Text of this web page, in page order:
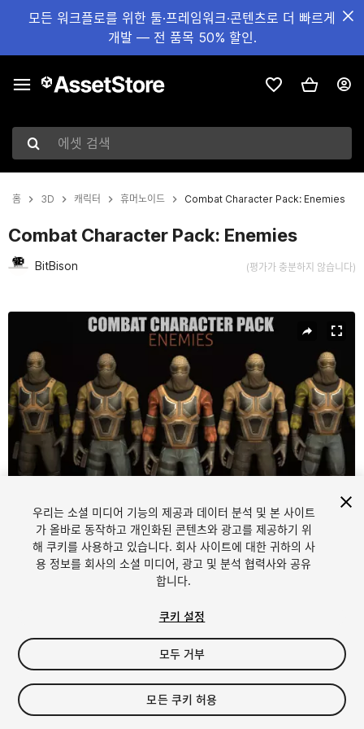
모든 워크플로를 위한 툴·프레임워크·콘텐츠로 더 빠르게
개발 — 전 품목 50% 할인.
에셋 검색
홈 3D 캐릭터 휴머노이드 Combat Character Pack: Enemies
Combat Character Pack: Enemies
BitBison (평가가 충분하지 않습니다)
현재 슬라이드: 1 / 7
/7
$10
우리는 소셜 미디어 기능의 제공과 데이터 분석 및 본 사이트
가 올바로 동작하고 개인화된 콘텐츠와 광고를 제공하기 위
해 쿠키를 사용하고 있습니다. 회사 사이트에 대한 귀하의 사
용 정보를 회사의 소셜 미디어, 광고 및 분석 협력사와 공유
합니다.
쿠키 설정
모두 거부
모든 쿠키 허용